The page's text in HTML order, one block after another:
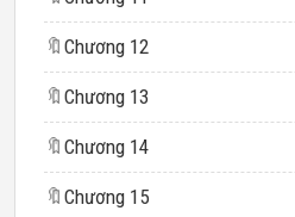
🔖 Chương 12
🔖 Chương 13
🔖 Chương 14
🔖 Chương 15